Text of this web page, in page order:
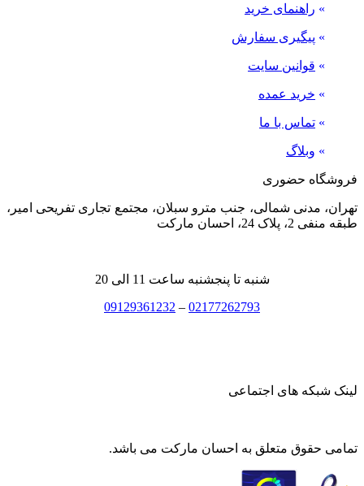
» راهنمای خرید
» پیگیری سفارش
» قوانین سایت
» خرید عمده
» تماس با ما
» وبلاگ
فروشگاه حضوری
تهران، مدنی شمالی، جنب مترو سبلان، مجتمع تجاری تفریحی امیر،
طبقه منفی 2، پلاک 24، احسان مارکت
شنبه تا پنجشنبه ساعت 11 الی 20
02177262793
–
09129361232
لینک شبکه های اجتماعی
تمامی حقوق متعلق به احسان مارکت می باشد.